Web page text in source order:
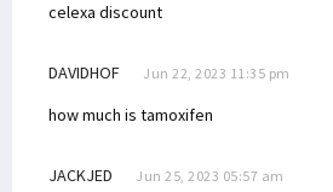
celexa discount
DAVIDHOF Jun 22, 2023 11:35 pm
how much is tamoxifen
JACKJED Jun 25, 2023 05:57 am